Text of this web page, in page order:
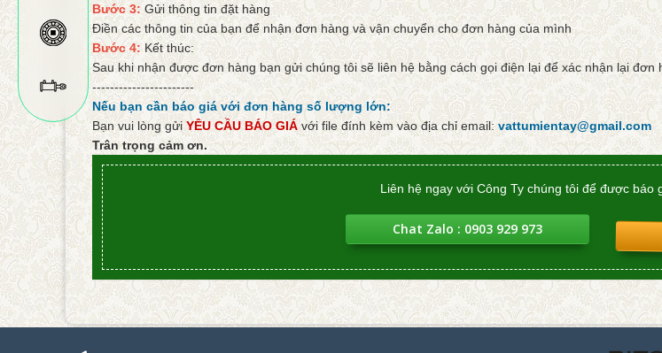
Bước 3: Gửi thông tin đặt hàng
Điền các thông tin của bạn để nhận đơn hàng và vận chuyển cho đơn hàng của mình
Bước 4: Kết thúc:
Sau khi nhận được đơn hàng bạn gửi chúng tôi sẽ liên hệ bằng cách gọi điện lại để xác nhận lại đơn
-----------------------
Nếu bạn cần báo giá với đơn hàng số lượng lớn:
Bạn vui lòng gửi YÊU CẦU BÁO GIÁ với file đính kèm vào địa chỉ email:vattumientay@gmail.com
Trân trọng cảm ơn.
Liên hệ ngay với Công Ty chúng tôi để được báo
Chat Zalo : 0903 929 973